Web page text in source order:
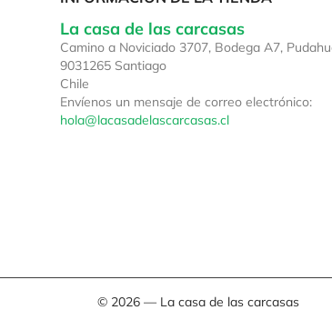
La casa de las carcasas
Camino a Noviciado 3707, Bodega A7,
9031265 Santiago
Chile
Envíenos un mensaje de correo electrónico:
hola@lacasadelascarcasas.cl
© 2026 — La casa de las carcasas